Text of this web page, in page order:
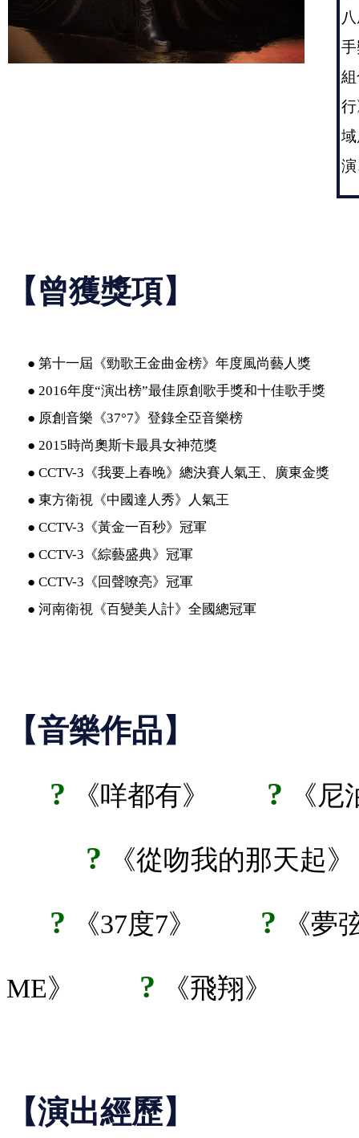
【曾獲獎項】
● 第十一屆《勁歌王金曲金榜》年度風尚藝人獎
● 2016年度“演出榜”最佳原創歌手獎和十佳歌手獎
● 原創音樂《37°7》登錄全亞音樂榜
● 2015時尚奧斯卡最具女神范獎
● CCTV-3《我要上春晚》總決賽人氣王、廣東金獎
● 東方衛視《中國達人秀》人氣王
● CCTV-3《黃金一百秒》冠軍
● CCTV-3《綜藝盛典》冠軍
● CCTV-3《回聲嘹亮》冠軍
● 河南衛視《百變美人計》全國總冠軍
【音樂作品】
? 《咩都有》 ? 《尼
? 《從吻我的那天起》
? 《37度7》 ? 《夢
ME》 ? 《飛翔》
【演出經歷】